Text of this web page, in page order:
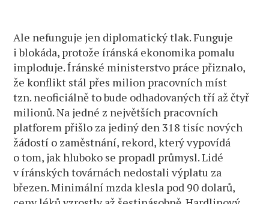
Ale nefunguje jen diplomatický tlak. Funguje
i blokáda, protože íránská ekonomika pomalu
imploduje. Íránské ministerstvo práce přiznalo,
že konflikt stál přes milion pracovních míst
tzn. neoficiálně to bude odhadovaných tří až čtyř
milionů. Na jedné z největších pracovních
platforem přišlo za jediný den 318 tisíc nových
žádostí o zaměstnání, rekord, který vypovídá
o tom, jak hluboko se propadl průmysl. Lidé
v íránských továrnách nedostali výplatu za
březen. Minimální mzda klesla pod 90 dolarů,